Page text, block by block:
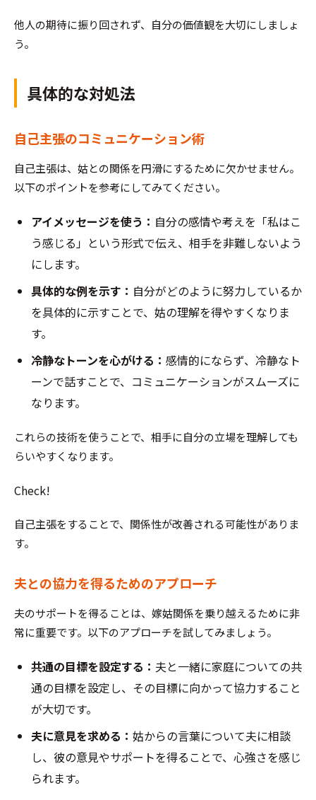
他人の期待に振り回されず、自分の価値観を大切にしましょ
う。
具体的な対処法
自己主張のコミュニケーション術
自己主張は、姑との関係を円滑にするために欠かせません。
以下のポイントを参考にしてみてください。
アイメッセージを使う： 自分の感情や考えを「私はこ
う感じる」という形式で伝え、相手を非難しないよう
にします。
具体的な例を示す： 自分がどのように努力しているか
を具体的に示すことで、姑の理解を得やすくなりま
す。
冷静なトーンを心がける： 感情的にならず、冷静なト
ーンで話すことで、コミュニケーションがスムーズに
なります。
これらの技術を使うことで、相手に自分の立場を理解しても
らいやすくなります。
Check!
自己主張をすることで、関係性が改善される可能性がありま
す。
夫との協力を得るためのアプローチ
夫のサポートを得ることは、嫁姑関係を乗り越えるために非
常に重要です。以下のアプローチを試してみましょう。
共通の目標を設定する： 夫と一緒に家庭についての共
通の目標を設定し、その目標に向かって協力すること
が大切です。
夫に意見を求める： 姑からの言葉について夫に相談
し、彼の意見やサポートを得ることで、心強さを感じ
られます。